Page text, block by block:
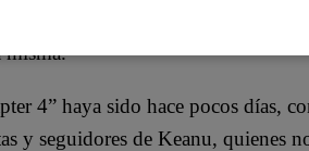
duda de que esta cuarta entrega
misma.
4” haya sido hace pocos días,
y seguidores de Keanu, quienes